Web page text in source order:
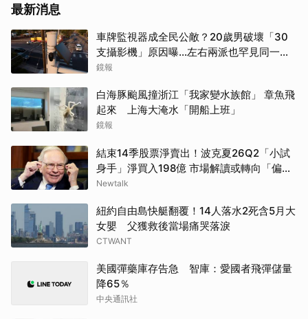
最新消息
車牌監視器成全民公敵？20歲男破壞「30
支攝影機」原因曝…左右兩派也罕見同一陣
線
鏡報
白海豚颱風撞浙江「我家變水族館」 章魚飛
起來 上海大淹水「開船上班」
鏡報
結束14季股票淨賣出！波克夏26Q2「小試
身手」淨買入198億 市場解讀或轉向「偏
多」
Newtalk
紐約自由島快艇翻覆！14人落水2死含5月大
女嬰 父獲救後當場痛哭落淚
CTWANT
美國彈藥庫存告急 智庫：愛國者飛彈儲量
降65％
中央通訊社